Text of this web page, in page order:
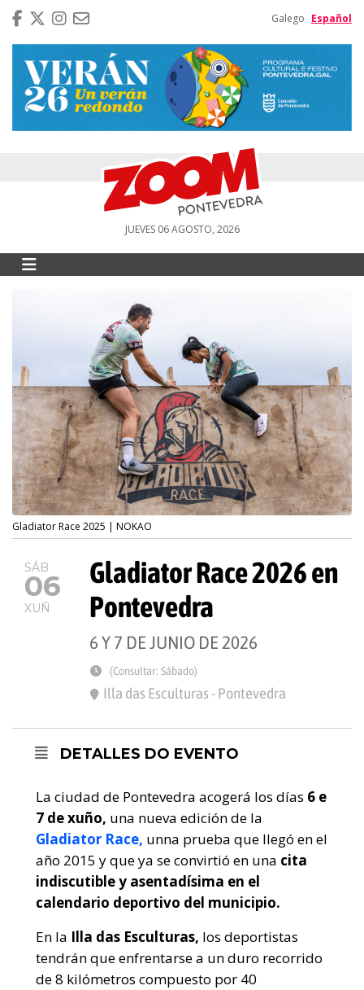
Galego Español
JUEVES 06 AGOSTO, 2026
Gladiator Race 2025 | NOKAO
SÁB
06
XUÑ
Gladiator Race 2026 en
Pontevedra
6 Y 7 DE JUNIO DE 2026
(Consultar: Sábado)
Illa das Esculturas - Pontevedra
DETALLES DO EVENTO
La ciudad de Pontevedra acogerá los días 6 e
7 de xuño, una nueva edición de la
Gladiator Race, unna prueba que llegó en el
año 2015 y que ya se convirtió en una cita
indiscutible y asentadísima en el
calendario deportivo del municipio.
En la Illa das Esculturas, los deportistas
tendrán que enfrentarse a un duro recorrido
de 8 kilómetros compuesto por 40